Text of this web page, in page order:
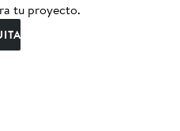
tu proyecto.